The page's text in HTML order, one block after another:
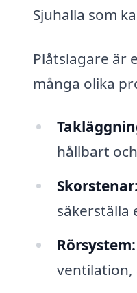
Sjuhalla som
Plåtslagare är
många olika
hållbart
Skorstenar:
säkerställa
Rörsystem:
ventilation,